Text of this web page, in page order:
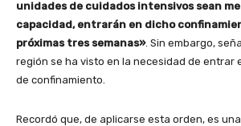
unidades de cuidados intensivos sean
capacidad, entrarán en dicho
próximas tres semanas». Sin embargo,
región se ha visto en la necesidad de entrar
de confinamiento.
Recordó que, de aplicarse esta orden, es